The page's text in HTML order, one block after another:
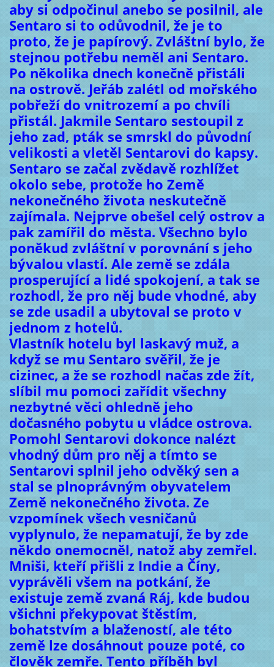
aby si odpočinul anebo se posilnil, ale
Sentaro si to odůvodnil, že je to
proto, že je papírový. Zvláštní bylo, že
stejnou potřebu neměl ani Sentaro.
Po několika dnech konečně přistáli
na ostrově. Jeřáb zalétl od mořského
pobřeží do vnitrozemí a po chvíli
přistál. Jakmile Sentaro sestoupil z
jeho zad, pták se smrskl do původní
velikosti a vletěl Sentarovi do kapsy.
Sentaro se začal zvědavě rozhlížet
okolo sebe, protože ho Země
nekonečného života neskutečně
zajímala. Nejprve obešel celý ostrov a
pak zamířil do města. Všechno bylo
poněkud zvláštní v porovnání s jeho
bývalou vlastí. Ale země se zdála
prosperující a lidé spokojení, a tak se
rozhodl, že pro něj bude vhodné, aby
se zde usadil a ubytoval se proto v
jednom z hotelů.
Vlastník hotelu byl laskavý muž, a
když se mu Sentaro svěřil, že je
cizinec, a že se rozhodl načas zde žít,
slíbil mu pomoci zařídit všechny
nezbytné věci ohledně jeho
dočasného pobytu u vládce ostrova.
Pomohl Sentarovi dokonce nalézt
vhodný dům pro něj a tímto se
Sentarovi splnil jeho odvěký sen a
stal se plnoprávným obyvatelem
Země nekonečného života. Ze
vzpomínek všech vesničanů
vyplynulo, že nepamatují, že by zde
někdo onemocněl, natož aby zemřel.
Mniši, kteří přišli z Indie a Číny,
vyprávěli všem na potkání, že
existuje země zvaná Ráj, kde budou
všichni překypovat štěstím,
bohatstvím a blažeností, ale této
země lze dosáhnout pouze poté, co
člověk zemře. Tento příběh byl